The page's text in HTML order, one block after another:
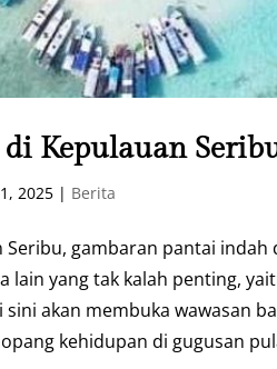
Kepulauan
2025 | Berita
Seribu, gambaran pantai
lain yang tak kalah penting,
akan membuka wawasan
kehidupan di gugusan